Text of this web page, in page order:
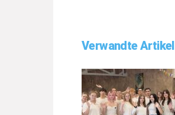
Verwandte Artikel